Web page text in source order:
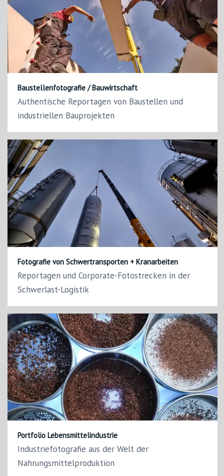
Baustellenfotografie / Bauwirtschaft
Authentische Reportagen von Baustellen und
industriellen Bauprojekten
Fotografie von Schwertransporten + Kranarbeiten
Reportagen und Corporate-Fotostrecken in der
Schwerlast-Logistik
Portfolio Lebensmittelindustrie
Industriefotografie aus der Welt der
Nahrungsmittelproduktion